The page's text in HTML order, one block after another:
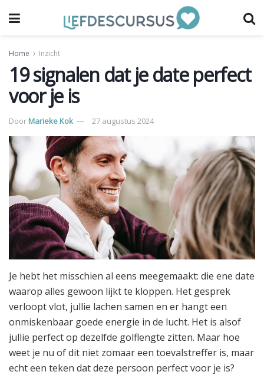
Home Inzicht
19 signalen dat je date perfect
voor je is
DoorMarieke Kok 27 augustus 2024
Je hebt het misschien al eens meegemaakt: die ene date
waarop alles gewoon lijkt te kloppen. Het gesprek
verloopt vlot, jullie lachen samen en er hangt een
onmiskenbaar goede energie in de lucht. Het is alsof
jullie perfect op dezelfde golflengte zitten. Maar hoe
weet je nu of dit niet zomaar een toevalstreffer is, maar
echt een teken dat deze persoon perfect voor je is?